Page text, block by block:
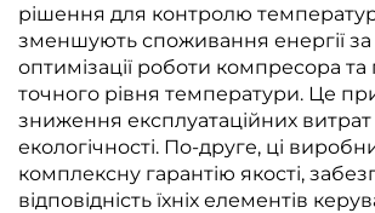
рішення для контролю
зменшують споживання енергії за
оптимізації роботи компресора та
точного рівня температури. Це
зниження експлуатаційних
екологічності. По-друге, ці
комплексну гарантію якості,
відповідність їхніх елементів